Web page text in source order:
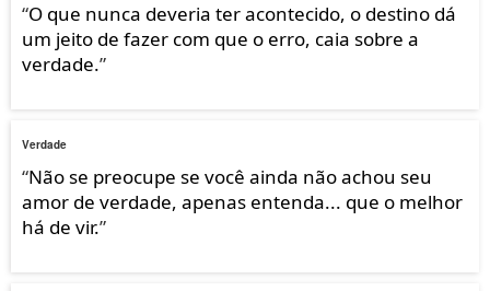
“O que nunca deveria ter acontecido, o destino dá
um jeito de fazer com que o erro, caia sobre a
verdade.”
Verdade
“Não se preocupe se você ainda não achou seu
amor de verdade, apenas entenda... que o melhor
há de vir.”